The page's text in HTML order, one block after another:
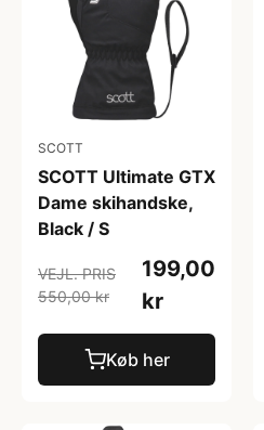
SCOTT
SCOTT Ultimate GTX
Dame skihandske,
Black / S
VEJL. PRIS
550,00 kr
199,00
kr
Køb her